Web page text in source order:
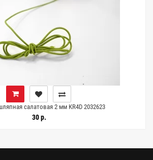
салатовая 2 мм KR4D 2032623
30 р.